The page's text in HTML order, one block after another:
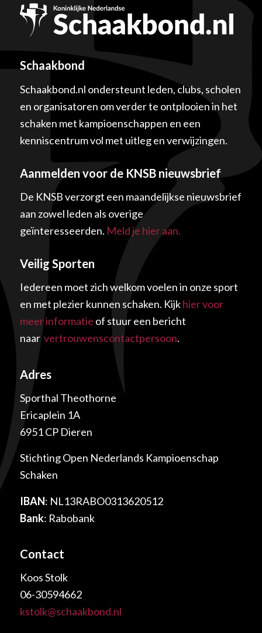
Schaakbond
Schaakbond.nl ondersteunt leden, clubs, scholen
en organisatoren om verder te ontplooien in het
schaken met kampioenschappen en een
kenniscentrum vol met uitleg en verwijzingen.
Aanmelden voor de KNSB nieuwsbrief
De KNSB verzorgt een maandelijkse nieuwsbrief
aan zowel leden als overige
geïnteresseerden. Meld je hier aan.
Veilig Sporten
Iedereen moet zich welkom voelen in onze sport
en met plezier kunnen schaken. Kijkhier voor
meer informatie of stuur een bericht
naarvertrouwenscontactpersoon.
Adres
Sporthal Theothorne
Ericaplein 1A
6951 CP Dieren
Stichting Open Nederlands Kampioenschap
Schaken
IBAN: NL13RABO0313620512
Bank: Rabobank
Contact
Koos Stolk
06-30594662
kstolk@schaakbond.nl